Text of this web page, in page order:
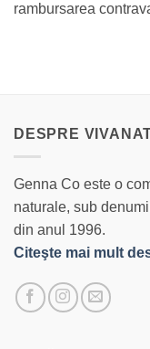
rambursarea
DESPRE
Genna Co este o
naturale, sub
din anul 1996.
Citeşte mai mult